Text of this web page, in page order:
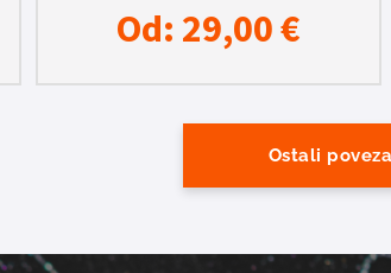
Od:29,00€
Ostali